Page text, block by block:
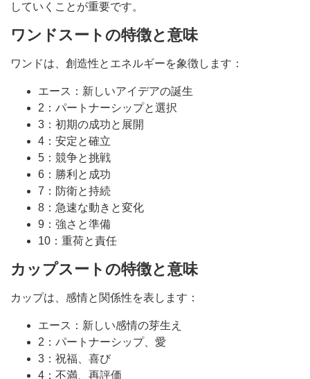
していくことが重要です。
ワンドスートの特徴と意味
ワンドは、創造性とエネルギーを象徴します：
エース：新しいアイデアの誕生
2：パートナーシップと選択
3：初期の成功と展開
4：安定と確立
5：競争と挑戦
6：勝利と成功
7：防衛と持続
8：急速な動きと変化
9：強さと準備
10：重荷と責任
カップスートの特徴と意味
カップは、感情と関係性を表します：
エース：新しい感情の芽生え
2：パートナーシップ、愛
3：祝福、喜び
4：不満、再評価